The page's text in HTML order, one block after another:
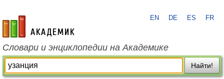
academic.ru
EN DE ES FR
Словари и энциклопедии на Академике
Найти!